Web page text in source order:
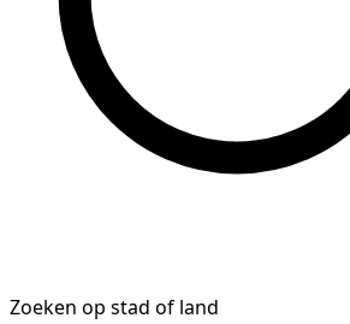
Zoeken op stad of land